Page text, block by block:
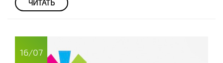
ЧИТАТЬ
16/07